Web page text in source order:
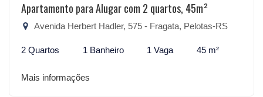
Apartamento para Alugar com 2 quartos, 45m²
Avenida Herbert Hadler, 575 - Fragata, Pelotas-RS
2 Quartos 1 Banheiro 1 Vaga 45 m²
Mais informações